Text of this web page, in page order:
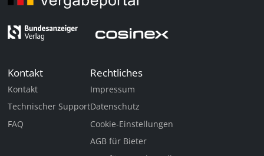
Kontakt
Kontakt
Technischer Support
FAQ
Rechtliches
Impressum
Datenschutz
Cookie-Einstellungen
AGB für Bieter